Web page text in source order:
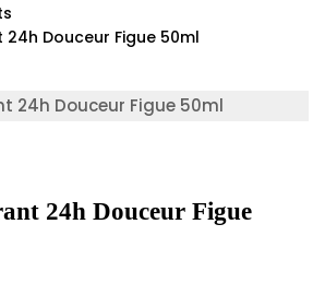
Douceur Figue 50ml
24h Douceur Figue